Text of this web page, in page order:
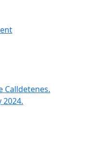
Calldetenes.
2024.